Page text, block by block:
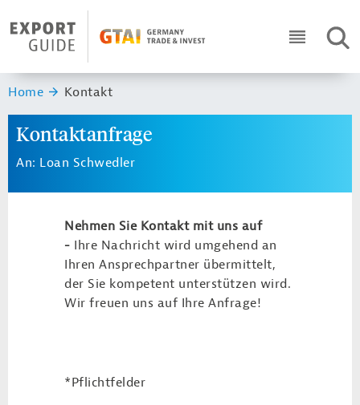
Header Logo
ICON
Sie sind hier:
Home Kontakt
Kontaktanfrage
An: Loan Schwedler
Nehmen Sie Kontakt mit uns auf
- Ihre Nachricht wird umgehend an
Ihren Ansprechpartner übermittelt,
der Sie kompetent unterstützen wird.
Wir freuen uns auf Ihre Anfrage!
*Pflichtfelder